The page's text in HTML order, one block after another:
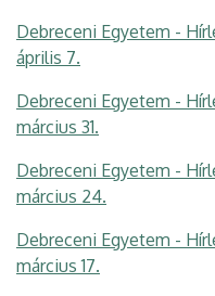
Debreceni Egyetem -
április 7.
Debreceni Egyetem -
március 31.
Debreceni Egyetem -
március 24.
Debreceni Egyetem -
március 17.